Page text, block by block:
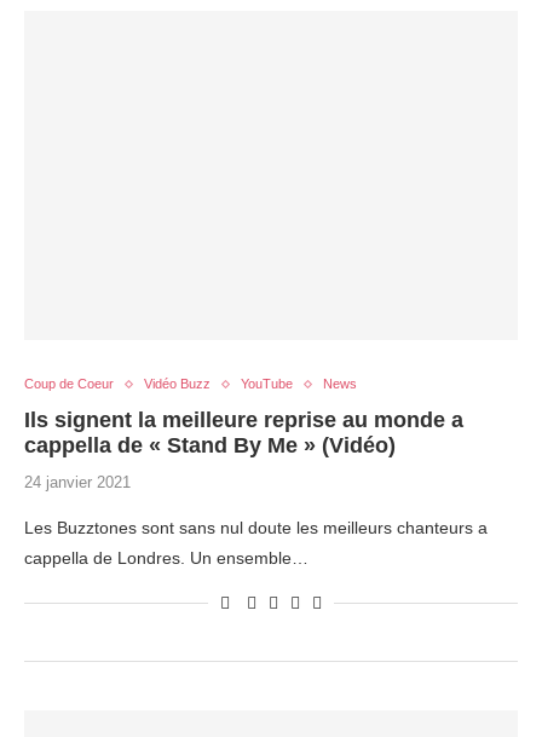
Coup de Coeur Vidéo Buzz YouTube News
Ils signent la meilleure reprise au monde a
cappella de « Stand By Me » (Vidéo)
24 janvier 2021
Les Buzztones sont sans nul doute les meilleurs chanteurs a
cappella de Londres. Un ensemble…